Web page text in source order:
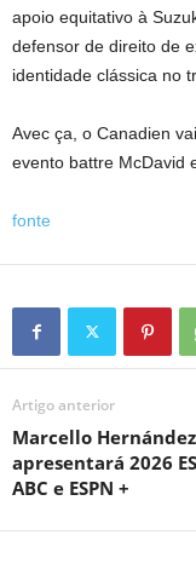
apoio equitativo à
defensor de direito de
identidade clássica no
Avec ça, o Canadien
evento battre McDavid
fonte
Artigo anterior
Marcello Hernández
apresentará 2026
ABC e ESPN +